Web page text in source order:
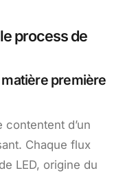
process de
première
contentent d’un
Chaque flux
LED, origine du